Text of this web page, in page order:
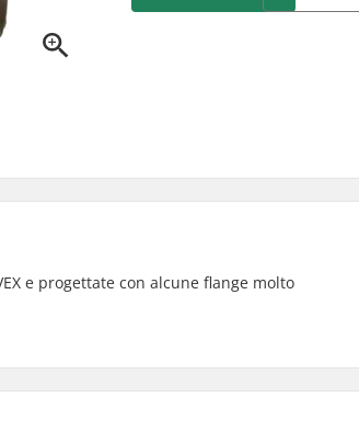
e progettate con alcune flange molto